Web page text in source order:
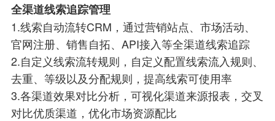
全渠道线索追踪管理
1.线索自动流转CRM，通过营销站点、市场活动、
官网注册、销售自拓、API接入等全渠道线索追踪
2.自定义线索流转规则，自定义配置线索流入规则、
去重、等级以及分配规则，提高线索可使用率
3.各渠道效果对比分析，可视化渠道来源报表，交叉
对比优质渠道，优化市场资源配比